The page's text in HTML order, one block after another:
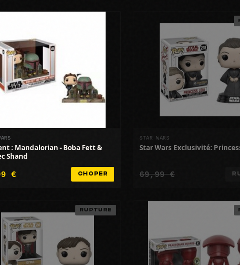
: Mandalorian - Boba Fett &
Shand
€ CHOPER
STAR WARS
Star Wars Exclusivité:
69,99 €
RUPTURE